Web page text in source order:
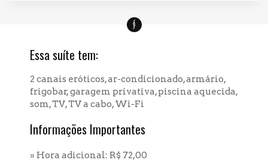
Essa suíte tem:
2 canais eróticos, ar-condicionado, armário,
frigobar, garagem privativa, piscina aquecida,
som, TV, TV a cabo, Wi-Fi
Informações Importantes
​» Hora adicional: R$ 72,00